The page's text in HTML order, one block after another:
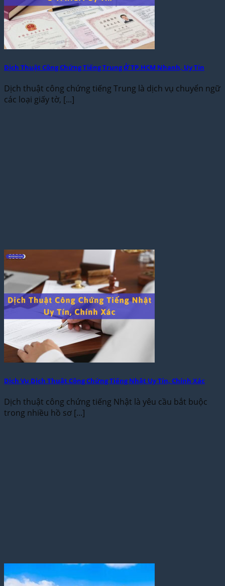
Dịch Thuật Công Chứng Tiếng Trung Ở TP.HCM Nhanh, Uy Tín
Dịch thuật công chứng tiếng Trung là dịch vụ chuyển ngữ
các loại giấy tờ, [...]
Dịch Vụ Dịch Thuật Công Chứng Tiếng Nhật Uy Tín, Chính Xác
Dịch thuật công chứng tiếng Nhật là yêu cầu bắt buộc
trong nhiều hồ sơ [...]